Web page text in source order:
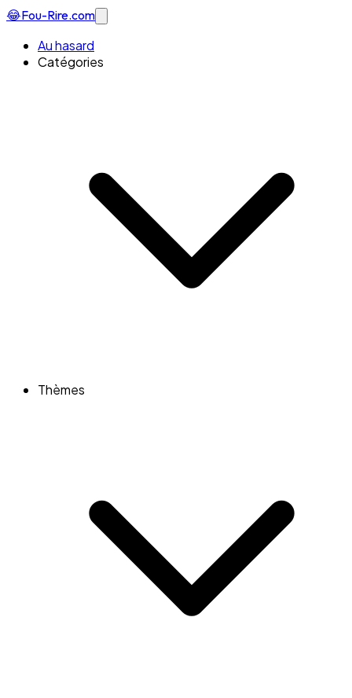
😂Fou-Rire.com
Au hasard
Catégories
Thèmes